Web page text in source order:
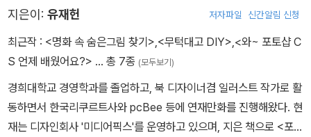
지은이: 유재헌 저자파일 신간알림 신청
최근작 : <명화 속 숨은그림 찾기>,<무턱대고 DIY>,<와~ 포토샵 C
S 언제 배웠어요?> … 총 7종 (모두보기)
경희대학교 경영학과를 졸업하고, 북 디자이너겸 일러스트 작가로 활
동하면서 한국리쿠르트사와 pcBee 등에 연재만화를 진행해왔다. 현
재는 디자인회사 '미디어픽스'를 운영하고 있으며, 지은 책으로 <포토